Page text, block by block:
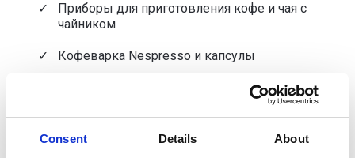
Consent Details About
Приборы для приготовления кофе и чая с
чайником
Кофеварка Nespresso и капсулы
Cтеклянная душевая кабина или ванна
Автономное кондиционирование и
отопление